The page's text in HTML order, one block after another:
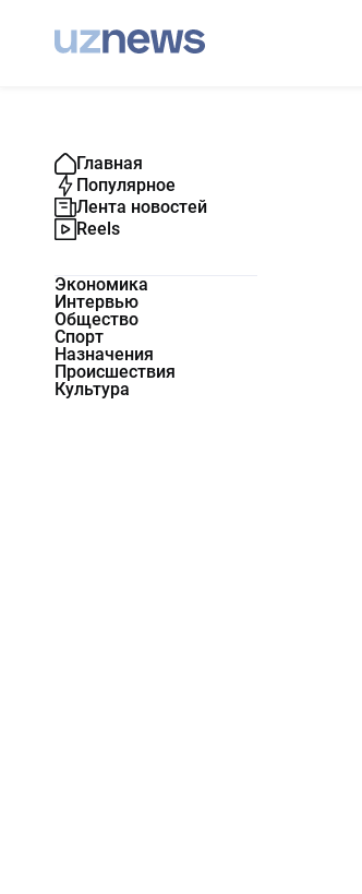
Главная
Популярное
Лента новостей
Reels
Экономика
Интервью
Общество
Спорт
Назначения
Происшествия
Культура